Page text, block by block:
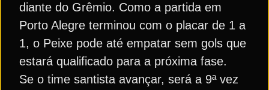
diante do Grêmio. Como a partida em
Porto Alegre terminou com o placar de 1 a
1, o Peixe pode até empatar sem gols que
estará qualificado para a próxima fase.
Se o time santista avançar, será a 9ª vez